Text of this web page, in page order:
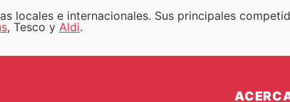
locales e internacionales. Sus principales
, Tesco y Aldi.